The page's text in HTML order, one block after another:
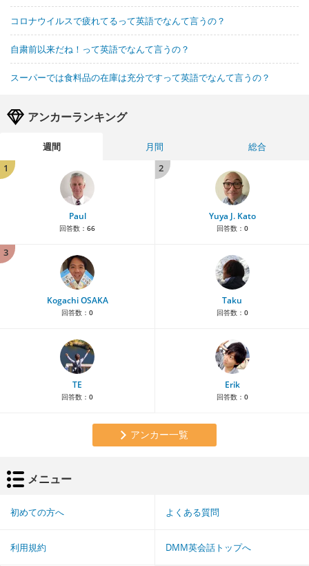
コロナウイルスで疲れてるって英語でなんて言うの？
自粛前以来だね！って英語でなんて言うの？
スーパーでは食料品の在庫は充分ですって英語でなんて言うの？
アンカーランキング
週間 月間
総合
1
Paul
回答数： 66
2
Yuya J. Kato
回答数： 0
3
Kogachi OSAKA
回答数： 0
Taku
回答数： 0
TE
回答数： 0
Erik
回答数： 0
アンカー一覧
メニュー
初めての方へ よくある質問
利用規約 DMM英会話トップへ